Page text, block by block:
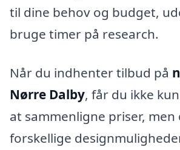
til dine behov og budget,
bruge timer på research.
Når du indhenter tilbud på
Nørre Dalby, får du ikke
at sammenligne priser, men
forskellige